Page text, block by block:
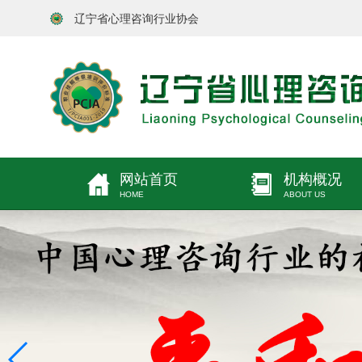
辽宁省心理咨询行业协会
网站首页
HOME
机构概况
ABOUT US